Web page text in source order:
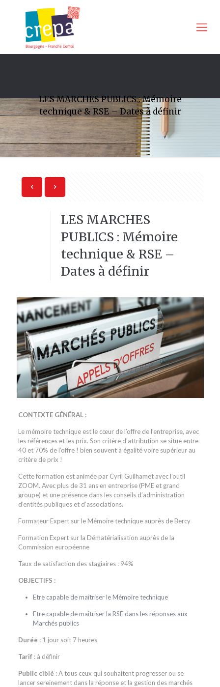
LES MARCHES PUBLICS : Mémoire
technique & RSE – Dates à définir
LES MARCHES
PUBLICS : Mémoire
technique & RSE –
Dates à définir
CONTEXTE GÉNÉRAL :
Le mémoire technique est le cœur de l’offre de l’entreprise, avec
les références et les prix. Son critère d’attribution se situe entre
40 et 70% de l’offre ! bien souvent à égalité voire supérieur au
critère de prix !
Cette formation est animée par Cyril Guilhamet avec l’outil
ZOOM. Avec plus de 31 ans en entreprise (PME et grand
groupe) et une présence dans les conseils d’administration
d’entités publiques et d’associations.
Formateur Expert sur le Mémoire technique auprès de Bercy
Formation Expert sur la Dématérialisation auprès de la
Commission européenne
Taux de satisfaction des stagiaires : 94%
OBJECTIFS :
Etre capable de maîtriser le Mémoire technique
Etre capable de maîtriser la RSE dans les réponses aux
Marchés publics
Durée : 1 jour soit 7 heures
Tarif : à définir
Public ciblé : A tous ceux qui souhaitent progresser ou se
lancer sereinement dans la réponse et la gestion des marchés